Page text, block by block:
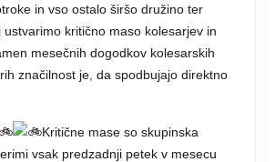
in vso ostalo širšo družino ter
kritično maso kolesarjev in
mesečnih dogodkov kolesarskih
značilnost je, da spodbujajo direktno
Kritične mase so skupinska
vsak predzadnji petek v mesecu